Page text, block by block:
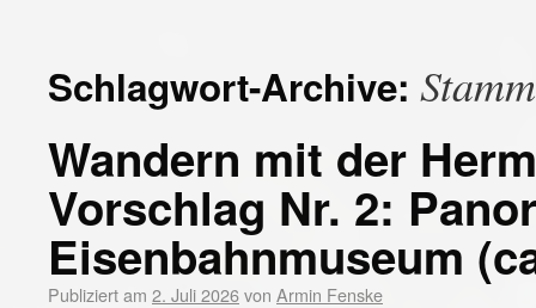
Schlagwort-Archive:
Wandern mit der
Vorschlag Nr. 2:
Eisenbahnmuseum
Publiziert am 2. Juli 2026von Armin Fenske